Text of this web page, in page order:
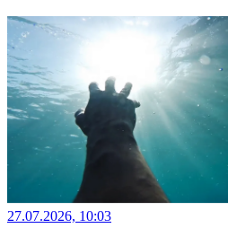
27.07.2026, 10:03